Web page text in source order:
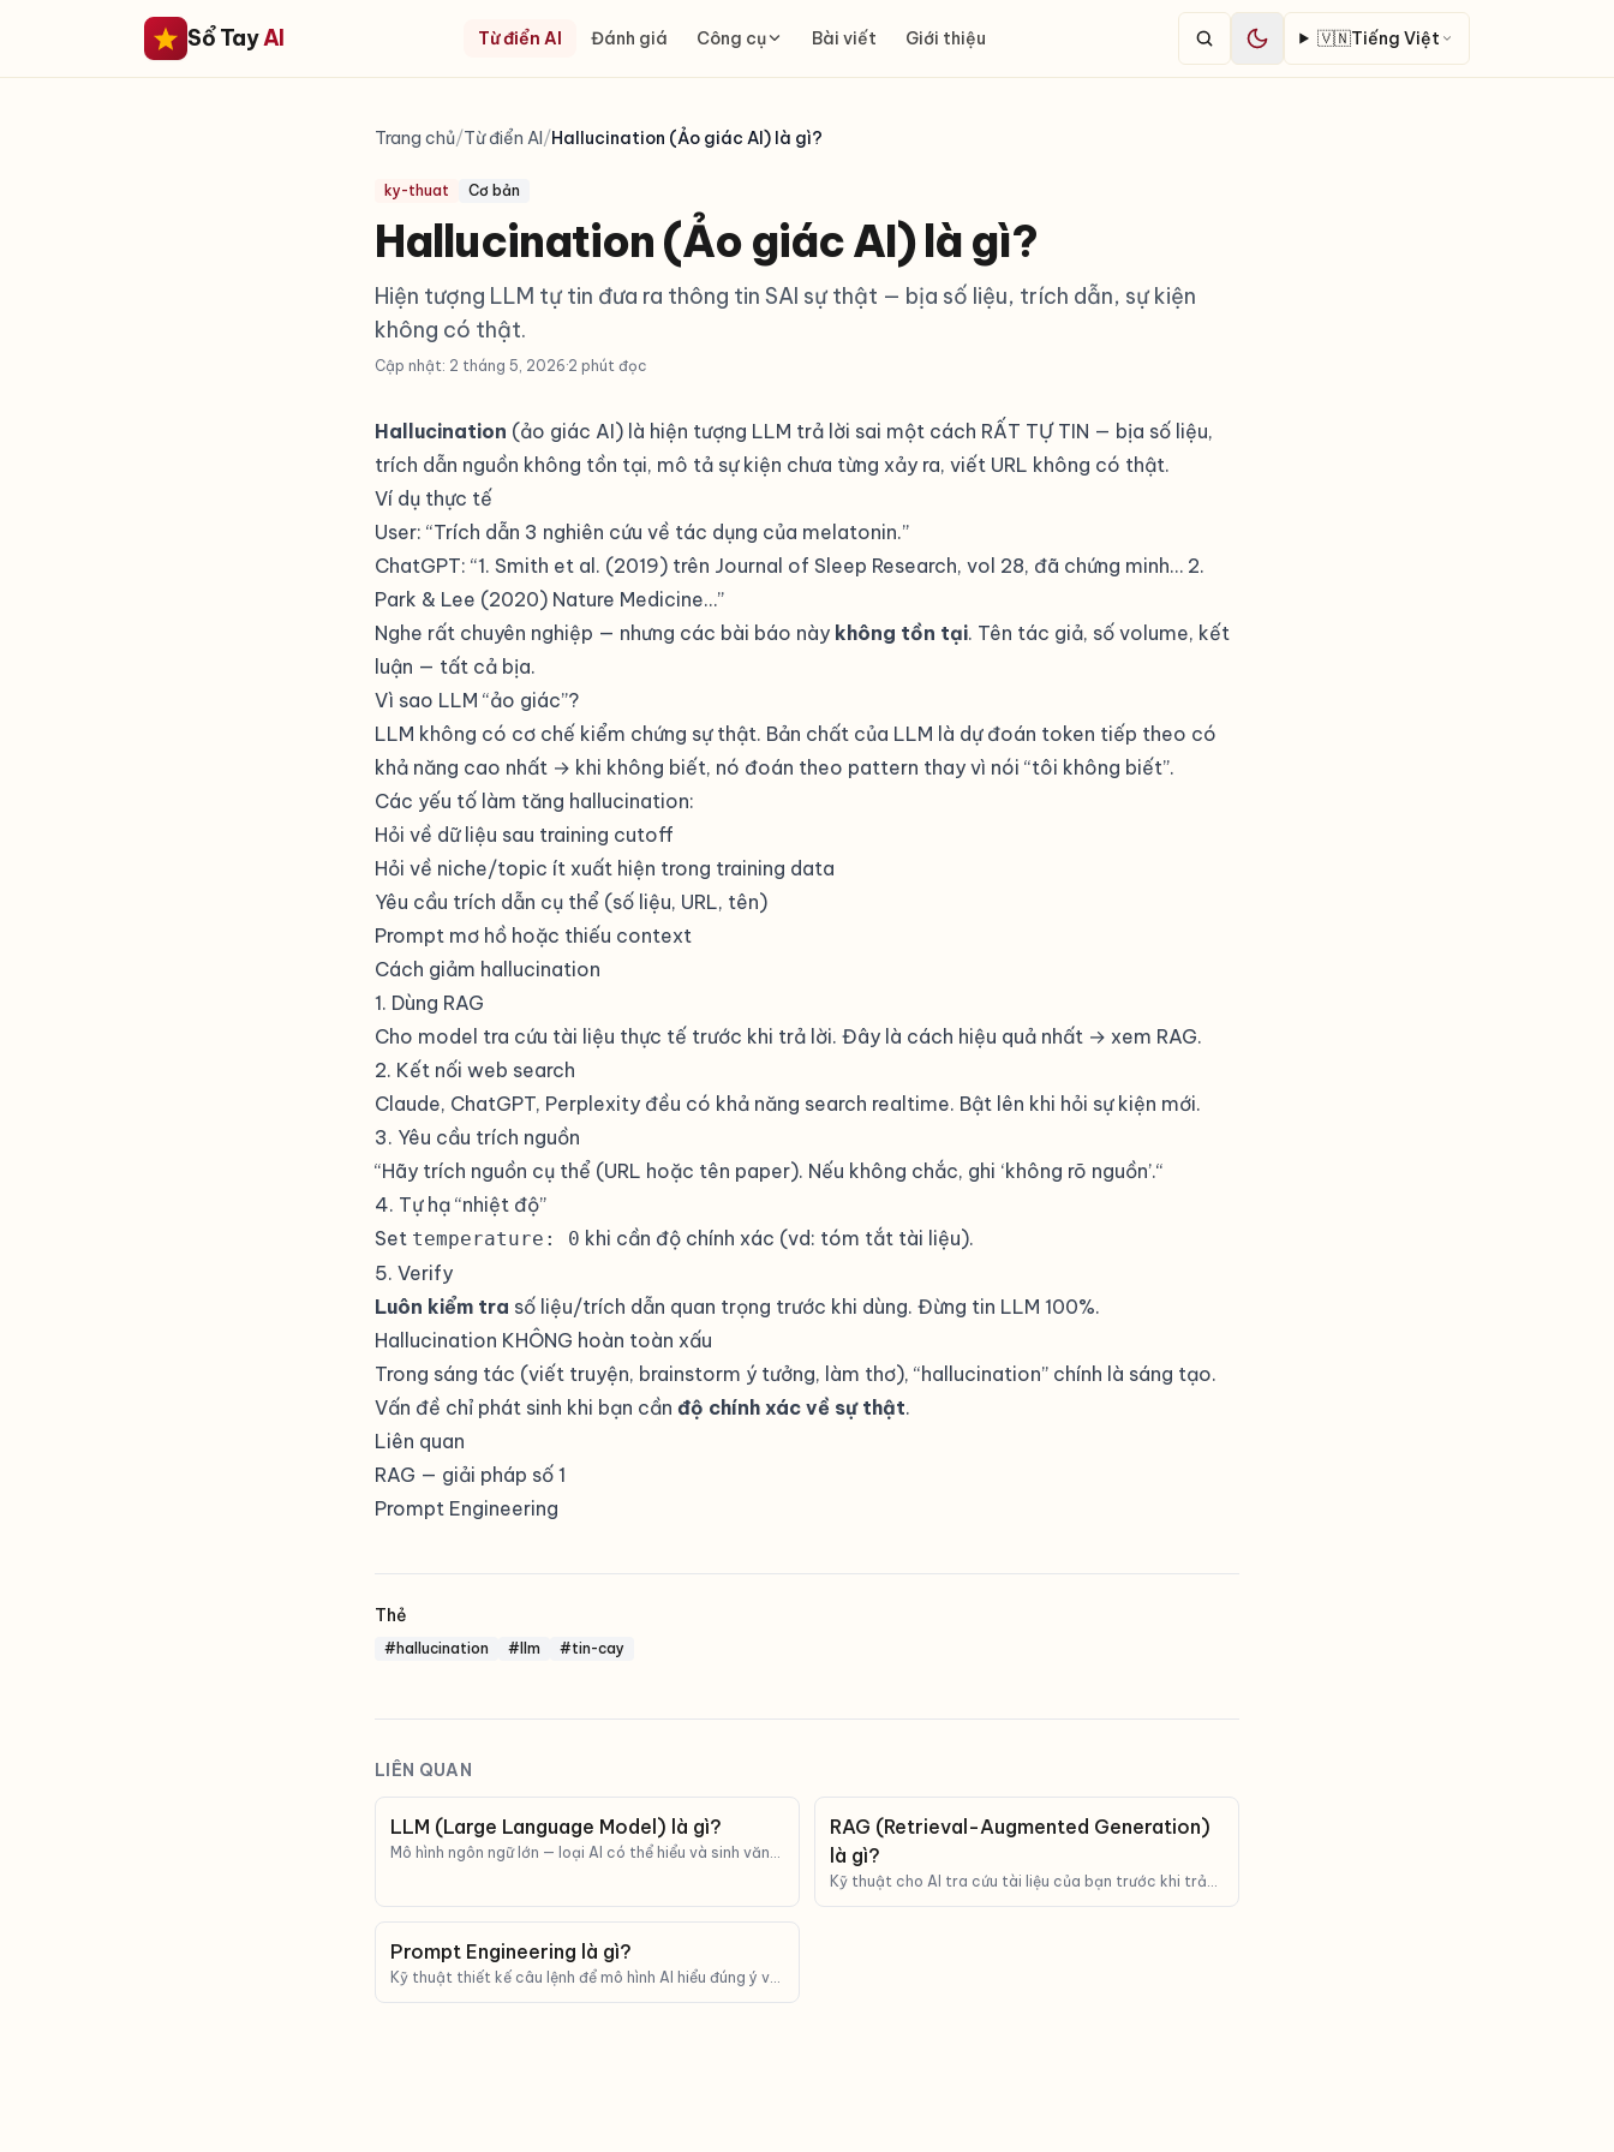
Sổ TayAI Từ điển AI Đánh giá Công cụ Bài viết Giới thiệu 🇻🇳Tiếng Việt
Trang chủ/Từ điển AI/Hallucination (Ảo giác AI) là gì?
ky-thuat Cơ bản
Hallucination (Ảo giác AI) là gì?
Hiện tượng LLM tự tin đưa ra thông tin SAI sự thật — bịa số liệu, trích dẫn, sự kiện
không có thật.
Cập nhật: 2 tháng 5, 2026·2 phút đọc
Hallucination (ảo giác AI) là hiện tượng LLM trả lời sai một cách RẤT TỰ TIN — bịa số liệu,
trích dẫn nguồn không tồn tại, mô tả sự kiện chưa từng xảy ra, viết URL không có thật.
Ví dụ thực tế
User: “Trích dẫn 3 nghiên cứu về tác dụng của melatonin.”
ChatGPT: “1. Smith et al. (2019) trên Journal of Sleep Research, vol 28, đã chứng minh… 2.
Park & Lee (2020) Nature Medicine…”
Nghe rất chuyên nghiệp — nhưng các bài báo này không tồn tại. Tên tác giả, số volume, kết
luận — tất cả bịa.
Vì sao LLM “ảo giác”?
LLM không có cơ chế kiểm chứng sự thật. Bản chất của LLM là dự đoán token tiếp theo có
khả năng cao nhất → khi không biết, nó đoán theo pattern thay vì nói “tôi không biết”.
Các yếu tố làm tăng hallucination:
Hỏi về dữ liệu sau training cutoff
Hỏi về niche/topic ít xuất hiện trong training data
Yêu cầu trích dẫn cụ thể (số liệu, URL, tên)
Prompt mơ hồ hoặc thiếu context
Cách giảm hallucination
1. Dùng RAG
Cho model tra cứu tài liệu thực tế trước khi trả lời. Đây là cách hiệu quả nhất → xem RAG.
2. Kết nối web search
Claude, ChatGPT, Perplexity đều có khả năng search realtime. Bật lên khi hỏi sự kiện mới.
3. Yêu cầu trích nguồn
“Hãy trích nguồn cụ thể (URL hoặc tên paper). Nếu không chắc, ghi ‘không rõ nguồn’.“
4. Tự hạ “nhiệt độ”
Set temperature: 0 khi cần độ chính xác (vd: tóm tắt tài liệu).
5. Verify
Luôn kiểm tra số liệu/trích dẫn quan trọng trước khi dùng. Đừng tin LLM 100%.
Hallucination KHÔNG hoàn toàn xấu
Trong sáng tác (viết truyện, brainstorm ý tưởng, làm thơ), “hallucination” chính là sáng tạo.
Vấn đề chỉ phát sinh khi bạn cần độ chính xác về sự thật.
Liên quan
RAG — giải pháp số 1
Prompt Engineering
Thẻ
#hallucination #llm #tin-cay
LIÊN QUAN
LLM (Large Language Model) là gì?
Mô hình ngôn ngữ lớn — loại AI có thể hiểu và sinh văn
RAG (Retrieval-Augmented Generation)
là gì?
Kỹ thuật cho AI tra cứu tài liệu của bạn trước khi trả
Prompt Engineering là gì?
Kỹ thuật thiết kế câu lệnh để mô hình AI hiểu đúng ý và